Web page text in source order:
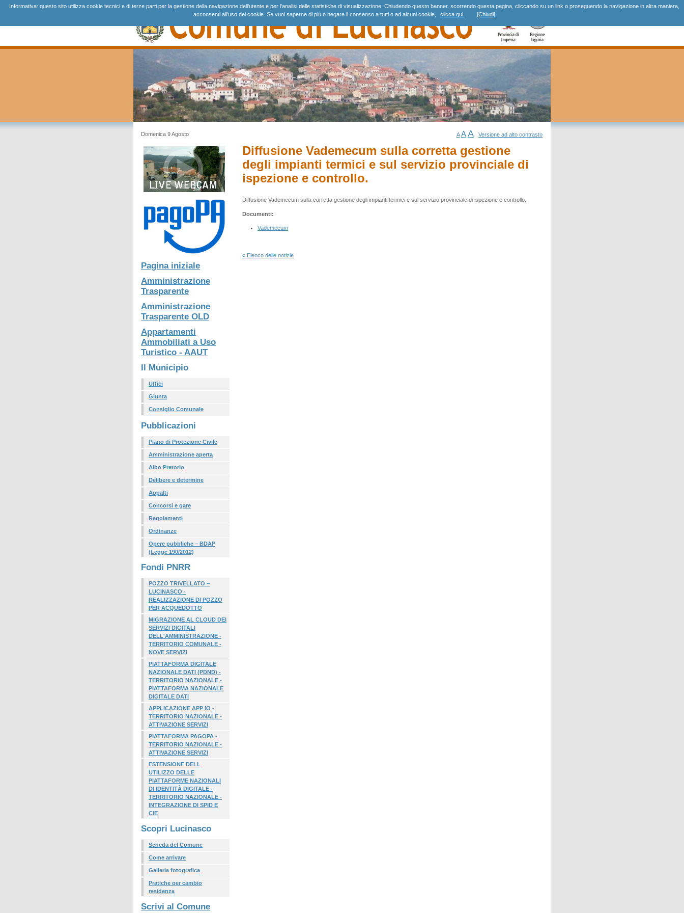
Domenica 9 Agosto
Pagina iniziale
Amministrazione
Trasparente
Amministrazione
Trasparente OLD
Appartamenti
Ammobiliati a Uso
Turistico - AAUT
Il Municipio
Uffici
Giunta
Consiglio Comunale
Pubblicazioni
Piano di Protezione Civile
Amministrazione aperta
Albo Pretorio
Delibere e determine
Appalti
Concorsi e gare
Regolamenti
Ordinanze
Opere pubbliche – BDAP
(Legge 190/2012)
Fondi PNRR
POZZO TRIVELLATO –
LUCINASCO -
REALIZZAZIONE DI POZZO
PER ACQUEDOTTO
MIGRAZIONE AL CLOUD DEI
SERVIZI DIGITALI
DELL'AMMINISTRAZIONE -
TERRITORIO COMUNALE -
NOVE SERVIZI
PIATTAFORMA DIGITALE
NAZIONALE DATI (PDND) -
TERRITORIO NAZIONALE -
PIATTAFORMA NAZIONALE
DIGITALE DATI
APPLICAZIONE APP IO -
TERRITORIO NAZIONALE -
ATTIVAZIONE SERVIZI
PIATTAFORMA PAGOPA -
TERRITORIO NAZIONALE -
ATTIVAZIONE SERVIZI
ESTENSIONE DELL
UTILIZZO DELLE
PIATTAFORME NAZIONALI
DI IDENTITÀ DIGITALE -
TERRITORIO NAZIONALE -
INTEGRAZIONE DI SPID E
CIE
Scopri Lucinasco
Scheda del Comune
Come arrivare
Galleria fotografica
Pratiche per cambio
residenza
Scrivi al Comune
A AA Versione ad alto contrasto
Diffusione Vademecum sulla corretta gestione
degli impianti termici e sul servizio provinciale di
ispezione e controllo.
Diffusione Vademecum sulla corretta gestione degli impianti termici e sul servizio provinciale di ispezione e controllo.
Documenti:
Vademecum
« Elenco delle notizie
Informativa: questo sito utilizza cookie tecnici e di terze parti per la gestione della navigazione dell'utente e per l'analisi delle statistiche di visualizzazione. Chiudendo questo banner, scorrendo questa pagina, cliccando su un link o proseguendo la navigazione in altra maniera,
acconsenti all'uso dei cookie. Se vuoi saperne di più o negare il consenso a tutti o ad alcuni cookie,
clicca qui. [Chiudi]